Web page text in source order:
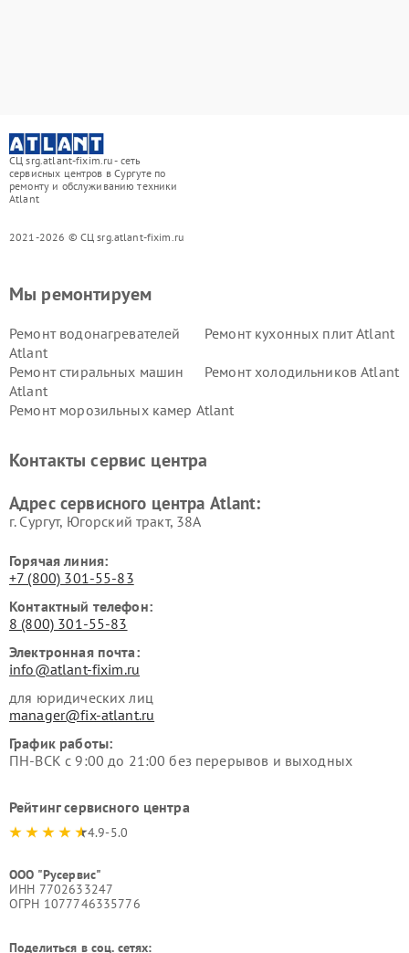
СЦ srg.atlant-fixim.ru - сеть
сервисных центров в Сургуте по
ремонту и обслуживанию техники
Atlant
2021-2026 © СЦ srg.atlant-fixim.ru
Мы ремонтируем
Ремонт водонагревателей
Atlant
Ремонт кухонных плит Atlant
Ремонт стиральных машин
Atlant
Ремонт холодильников Atlant
Ремонт морозильных камер Atlant
Контакты сервис центра
Адрес сервисного центра Atlant:
г. Сургут, Югорский тракт, 38А
Горячая линия:
+7 (800) 301-55-83
Контактный телефон:
8 (800) 301-55-83
Электронная почта:
info@atlant-fixim.ru
для юридических лиц
manager@fix-atlant.ru
График работы:
ПН-ВСК с 9:00 до 21:00 без перерывов и выходных
Рейтинг сервисного центра
4.9-5.0
ООО "Русервис"
ИНН 7702633247
ОГРН 1077746335776
Поделиться в соц. сетях: